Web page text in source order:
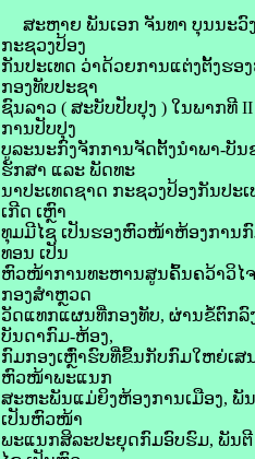
ສະຫາຍ ພັນເອກ ຈັນທາ ບຸນນະວົ
ກະຊວງປ້ອງ
ກັນປະເທດ ວ່າດ້ວຍການແຕ່ງຕັ້ງຮ
ກອງທັບປະຊາ
ຊົນລາວ ( ສະບັບປັບປຸງ ) ໃນພາກທີ
ການປັບປຸງ
ບູລະນະກົງຈັກການຈັດຕັ້ງນໍາພາ-ບັ
ຮັກສາ ແລະ ພັດທະ
ນາປະເທດຊາດ ກະຊວງປ້ອງກັນປະ
ເກີດ ເຫຼົາ
ທຸມມີໄຊ ເປັນຮອງຫົວໜ້າຫ້ອງການ
ທອນ ເປັນ
ຫົວໜ້າການທະຫານສູນຄົ້ນຄວ້າວິໄຈ
ກອງສໍາຫຼວດ
ວັດແທກແຜນທີ່ກອງທັບ, ຜ່ານຂໍ້ຕົກລົ
ບັນດາກົມ-ຫ້ອງ,
ກົມກອງເຫຼົ່າຮົບທີ່ຂຶ້ນກັບກົມໃຫຍ່ເສ
ຫົວໜ້າພະແນກ
ສະຫະພັນແມ່ຍິງຫ້ອງການເມືອງ,
ເປັນຫົວໜ້າ
ພະແນກສິລະປະຍຸດກົມອົບຮົມ, ພັນ